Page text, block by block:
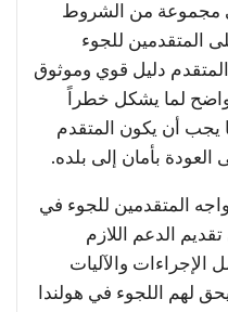
مجموعة من الشروط
المتقدمين للجوء
المتقدم دليل قوي وموثوق
واضح لما يشكل خطراً
يجب أن يكون المتقدم
بأمان إلى بلده.
المتقدمين للجوء في
الدعم اللازم
الإجراءات والآليات
لهم اللجوء في هولندا